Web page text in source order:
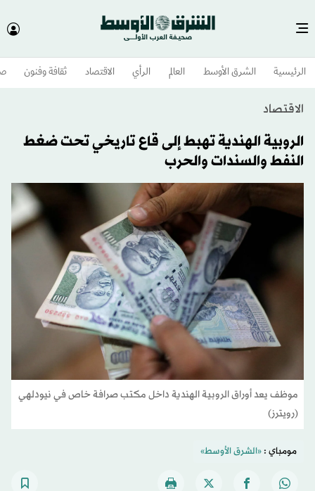
الرئيسية الشرق الأوسط​ العالم الرأي الاقتصاد ثقافة وفنون
الاقتصاد
الروبية الهندية تهبط إلى قاع تاريخي تحت ضغط
النفط والسندات والحرب
موظف يعد أوراق الروبية الهندية داخل مكتب صرافة خاص في نيودلهي
(رويترز)
مومباي :«الشرق الأوسط»